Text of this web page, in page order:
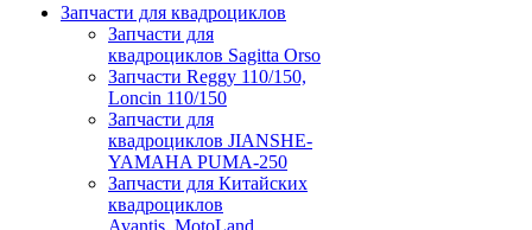
Запчасти для квадроциклов
Запчасти для
квадроциклов Sagitta Orso
Запчасти Reggy 110/150,
Loncin 110/150
Запчасти для
квадроциклов JIANSHE-
YAMAHA PUMA-250
Запчасти для Китайских
квадроциклов
Avantis, MotoLand